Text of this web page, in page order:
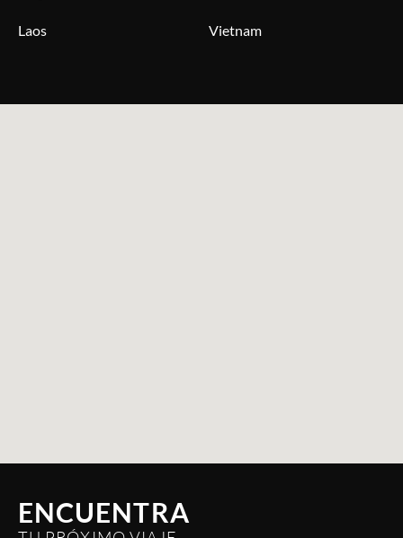
Laos Vietnam
ENCUENTRA